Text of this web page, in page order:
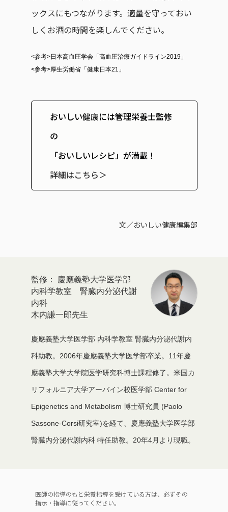
ックスにもつながります。適量を守っておい
しくお酒の時間を楽しんでください。
<参考>日本高血圧学会「高血圧治療ガイドライン2019」
<参考>厚生労働省「健康日本21」
おいしい健康には管理栄養士監修
の
「おいしいレシピ」が満載！
詳細はこちら＞
文／おいしい健康編集部
慶應義塾大学医学部
内科学教室 腎臓内分泌代謝
内科
木内謙一郎先生
慶應義塾大学医学部 内科学教室 腎臓内分泌代謝内
科助教。2006年慶應義塾大学医学部卒業。11年慶
應義塾大学大学院医学研究科博士課程修了。米国カ
リフォルニア大学アーバイン校医学部 Center for
Epigenetics and Metabolism 博士研究員 (Paolo
Sassone-Corsi研究室)を経て、慶應義塾大学医学部
腎臓内分泌代謝内科 特任助教。20年4月より現職。
医師の指導のもと栄養指導を受けている方は、必ずその
指示・指導に従ってください。